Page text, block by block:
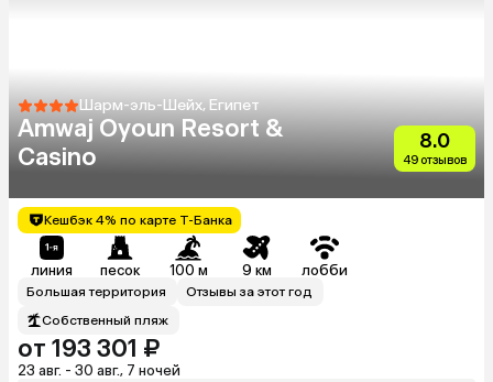
Шарм-эль-Шейх, Египет
Amwaj Oyoun Resort &
Casino
8.0
49 отзывов
Кешбэк 4% по карте Т-Банка
линия песок 100 м 9 км лобби
Большая территория
Отзывы за этот год
Собственный пляж
от 193 301 ₽
23 авг. - 30 авг., 7 ночей